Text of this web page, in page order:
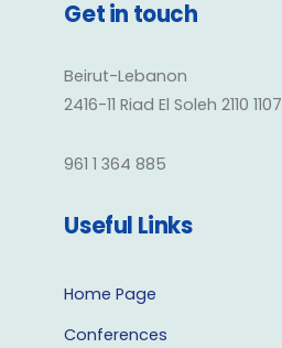
Get in touch
Beirut-Lebanon
2416-11 Riad El Soleh 2110 1107
961 1 364 885
Useful Links
Home Page
Conferences